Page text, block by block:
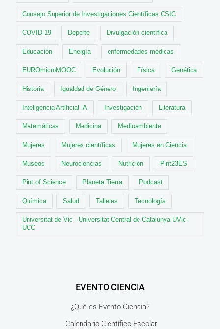
Consejo Superior de Investigaciones Científicas CSIC
COVID-19 Deporte Divulgación científica
Educación Energía enfermedades médicas
EUROmicroMOOC Evolución Física Genética
Historia Igualdad de Género Ingeniería
Inteligencia Artificial IA Investigación Literatura
Matemáticas Medicina Medioambiente
Mujeres Mujeres científicas Mujeres en Ciencia
Museos Neurociencias Nutrición Pint23ES
Pint of Science Planeta Tierra Podcast
Química Salud Talleres Tecnología
Universitat de Vic - Universitat Central de Catalunya UVic-
UCC
EVENTO CIENCIA
¿Qué es Evento Ciencia?
Calendario Científico Escolar